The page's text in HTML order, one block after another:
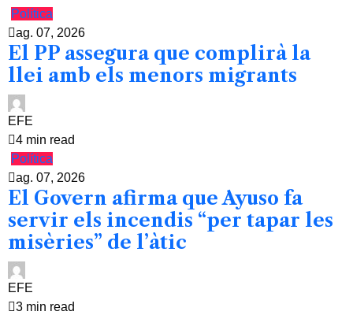
Política
ag. 07, 2026
El PP assegura que complirà la
llei amb els menors migrants
EFE
4 min read
Política
ag. 07, 2026
El Govern afirma que Ayuso fa
servir els incendis “per tapar les
misèries” de l’àtic
EFE
3 min read